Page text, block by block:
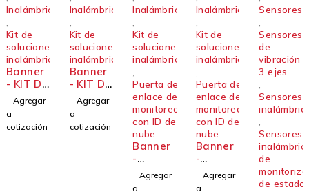
Inalámbricos
Kit de
soluciones
inalámbricas
Banner
- KIT DE
SOLUCI
ONES2-
TH
Agregar
a
cotización
Inalámbricos
Kit de
soluciones
inalámbricas
Banner
- KIT DE
SOLUCI
ONES2-
VIBEMÉ
TRICO
Agregar
a
cotización
Inalámbricos
Kit de
soluciones
inalámbricas
Puerta de
enlace de
monitoreo
con ID de
nube
Banner
-
DXM120
0-CK9-V
Agregar
a
Inalámbricos
Kit de
soluciones
inalámbricas
Puerta de
enlace de
monitoreo
con ID de
nube
Banner
-
DXM120
0-CK9-A
Agregar
a
Sensores
Sensores
de
vibración
3 ejes
Sensores
Sensores
de
de estado